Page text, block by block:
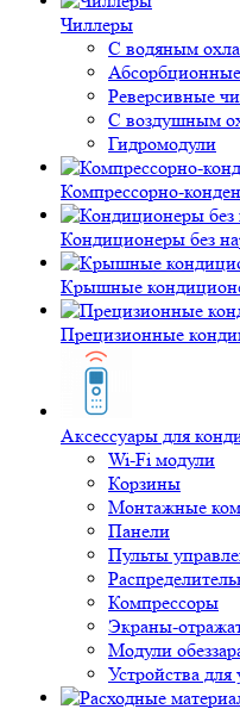
Чиллеры
С водяным
Реверсивные
С воздушным
Гидромодули
Компрессорно-
Кондиционеры без
Крышные
Прецизионные
Аксессуары для
Wi-Fi модули
Корзины
Монтажные
Панели
Пульты
Компрессоры
Экраны-
Модули
Устройства